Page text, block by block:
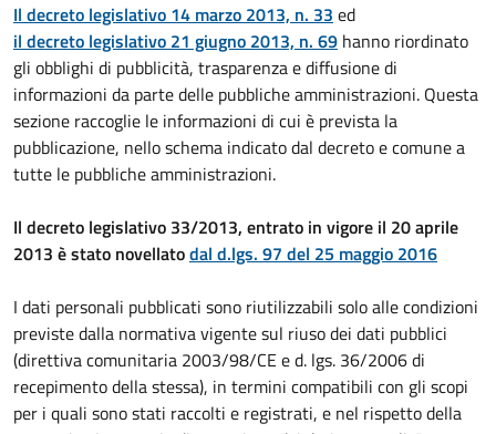
Il decreto legislativo 14 marzo 2013, n. 33 ed
il decreto legislativo 21 giugno 2013, n. 69 hanno riordinato
gli obblighi di pubblicità, trasparenza e diffusione di
informazioni da parte delle pubbliche amministrazioni. Questa
sezione raccoglie le informazioni di cui è prevista la
pubblicazione, nello schema indicato dal decreto e comune a
tutte le pubbliche amministrazioni.
Il decreto legislativo 33/2013, entrato in vigore il 20 aprile
2013 è stato novellatodal d.lgs. 97 del 25 maggio 2016
I dati personali pubblicati sono riutilizzabili solo alle condizioni
previste dalla normativa vigente sul riuso dei dati pubblici
(direttiva comunitaria 2003/98/CE e d. lgs. 36/2006 di
recepimento della stessa), in termini compatibili con gli scopi
per i quali sono stati raccolti e registrati, e nel rispetto della